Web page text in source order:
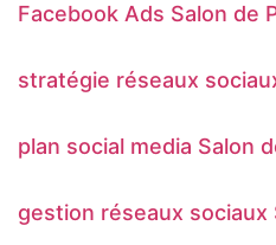
Facebook Ads Salon de
stratégie réseaux
plan social media Salon
gestion réseaux sociaux